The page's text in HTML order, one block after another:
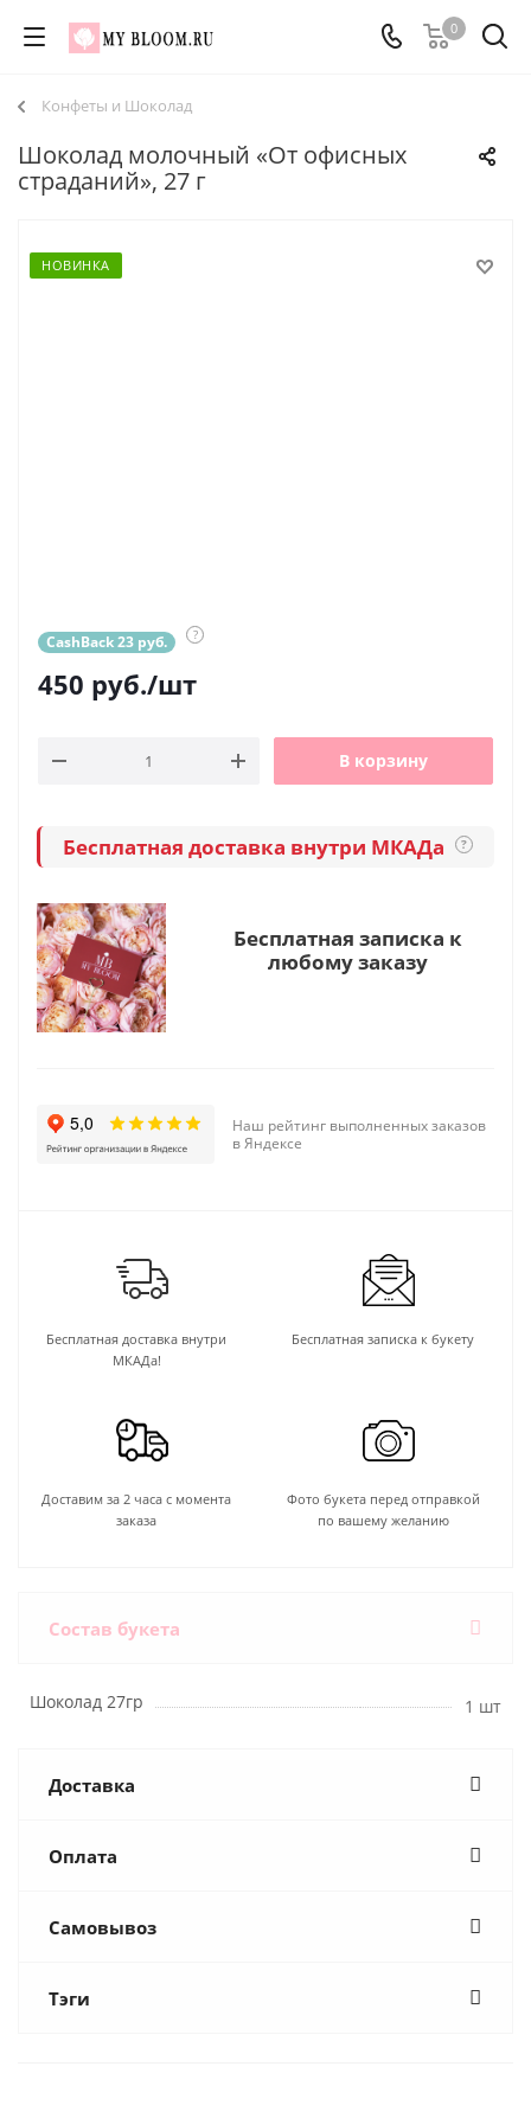
0
Конфеты и Шоколад
Шоколад молочный «От офисных
страданий», 27 г
НОВИНКА
CashBack 23 руб. ?
450 руб./шт
В корзину
Бесплатная доставка внутри МКАДа ?
Бесплатная записка к
любому заказу
Наш рейтинг выполненных заказов
в Яндексе
Бесплатная доставка внутри
МКАДа!
Бесплатная записка к букету
Доставим за 2 часа с момента
заказа
Фото букета перед отправкой
по вашему желанию
Состав букета
Шоколад 27гр 1 шт
Доставка
Оплата
Самовывоз
Тэги